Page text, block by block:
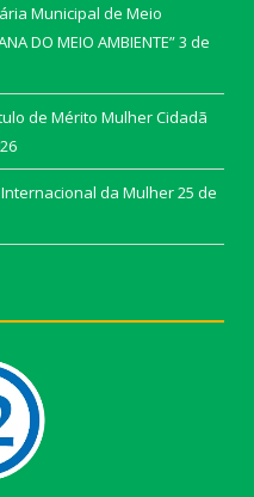
Municipal de Meio
DO MEIO AMBIENTE”3 de
de Mérito Mulher Cidadã
da Mulher25 de